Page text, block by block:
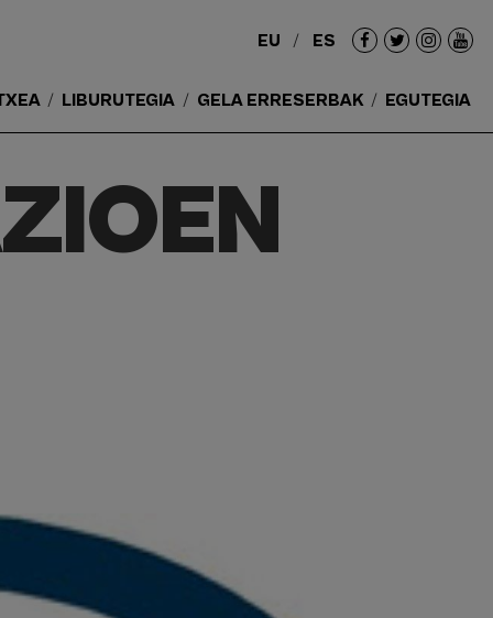
EU ES
sociales
LIBURUTEGIA GELA ERRESERBAK EGUTEGIA